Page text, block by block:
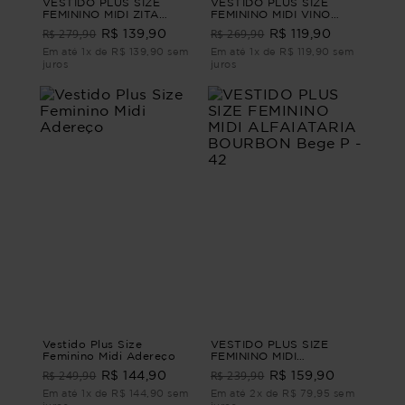
FEMININO MIDI ZITA
Branco M - 44
R$ 279,90 R$ 139,90
Em até 1x de R$ 139,90 sem
juros
FEMININO MIDI VINO
Preto G - 46
R$ 269,90 R$ 119,90
Em até 1x de R$ 119,90 sem
juros
Vestido Plus Size
Feminino Midi Adereço
R$ 249,90 R$ 144,90
Em até 1x de R$ 144,90 sem
VESTIDO PLUS SIZE
FEMININO MIDI
ALFAIATARIA BOURBON
Bege P - 42
R$ 239,90 R$ 159,90
Em até 2x de R$ 79,95 sem